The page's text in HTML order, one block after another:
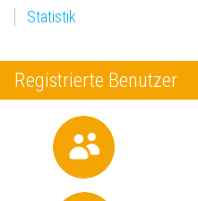
Statistik
Registrierte Benutzer